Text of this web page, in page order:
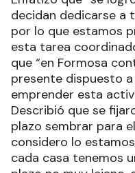
decidan dedicarse a
por lo que estamos
esta tarea
que “en Formosa
presente dispuesto
emprender esta
Describió que se
plazo sembrar para
considero lo
cada casa tenemos